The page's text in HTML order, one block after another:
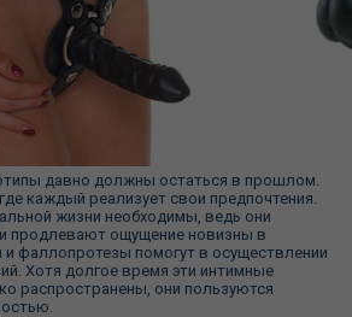
давно должны остаться в прошлом.
каждый реализует свои предпочтения.
жизни необходимы, ведь они
продлевают ощущение новизны в
фаллопротезы помогут в осуществлении
Хотя долгое время эти интимные
распространены, они пользуются